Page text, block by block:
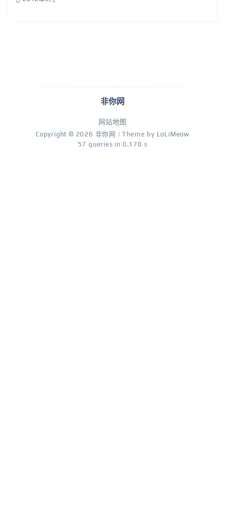
非你网
网站地图
Copyright © 2026 非你网 | Theme by LoLiMeow
57 queries in 0.170 s